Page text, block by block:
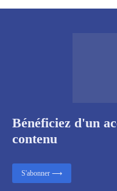
Bénéficiez d'un
contenu
S'abonner ⟶